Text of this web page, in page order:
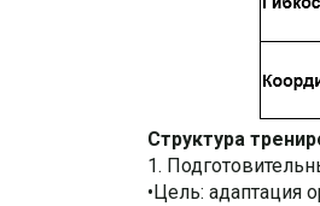
Структура
1.
•Цель: адаптация